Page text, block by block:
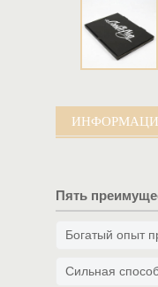
Пять
Богатый опыт
Сильная